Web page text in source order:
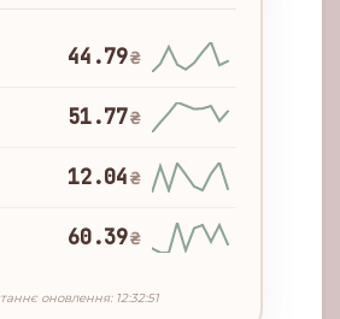
44.79₴
51.77₴
12.04₴
60.39₴
оновлення: 12:32:51